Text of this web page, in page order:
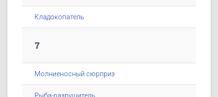
Кладокопатель
7
Молниеносный сюрприз